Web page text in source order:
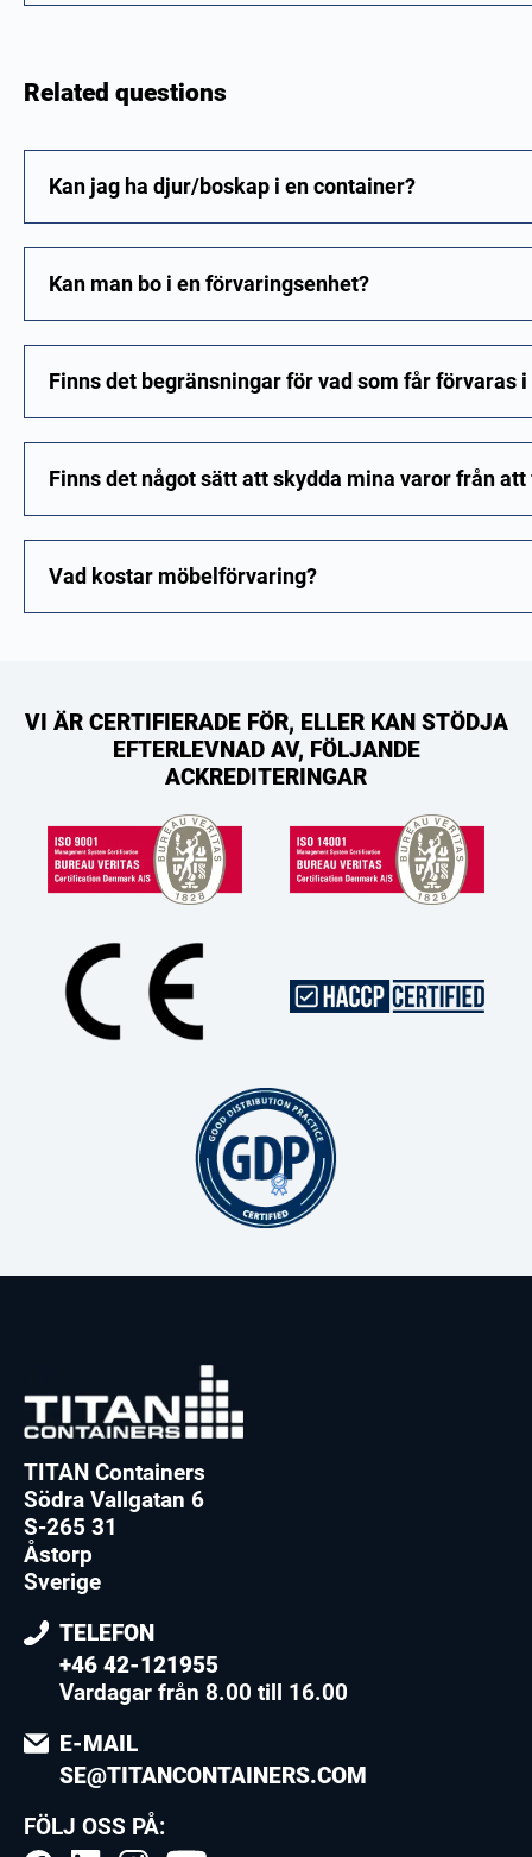
Related questions
Kan jag ha djur/boskap i en container?
Kan man bo i en förvaringsenhet?
Finns det begränsningar för vad som får förvaras
Finns det något sätt att skydda mina varor från att
Vad kostar möbelförvaring?
VI ÄR CERTIFIERADE FÖR, ELLER KAN STÖDJA
EFTERLEVNAD AV, FÖLJANDE
ACKREDITERINGAR
TITAN Containers
Södra Vallgatan 6
S-265 31
Åstorp
Sverige
TELEFON
+46 42-121955
Vardagar från 8.00 till 16.00
E-MAIL
SE@TITANCONTAINERS.COM
FÖLJ OSS PÅ: